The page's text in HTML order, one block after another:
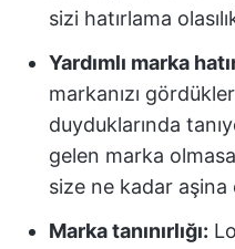
sizi hatırlama
Yardımlı marka
markanızı
duyduklarında
gelen marka
size ne kadar aşina
Marka tanınırlığı: